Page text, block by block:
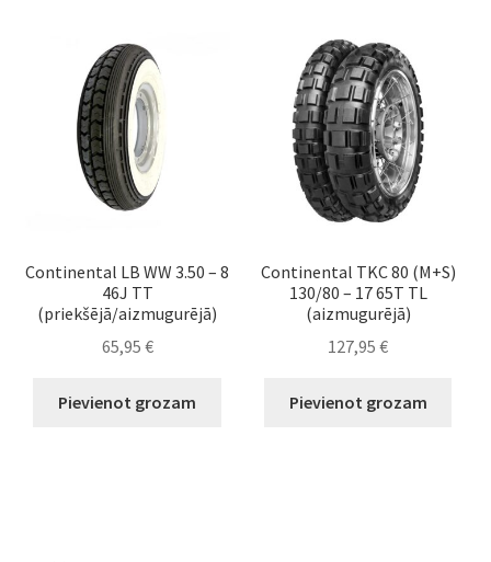
Continental LB WW 3.50 – 8
46J TT
(priekšējā/aizmugurējā)
65,95 €
Pievienot grozam
Continental TKC 80 (M+S)
130/80 – 17 65T TL
(aizmugurējā)
127,95€
Pievienot grozam